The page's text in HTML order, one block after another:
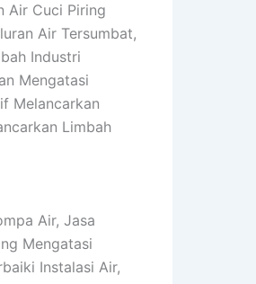
Air Cuci Piring
Air Tersumbat,
Industri
Mengatasi
Melancarkan
Limbah
Air, Jasa
Mengatasi
Instalasi Air,